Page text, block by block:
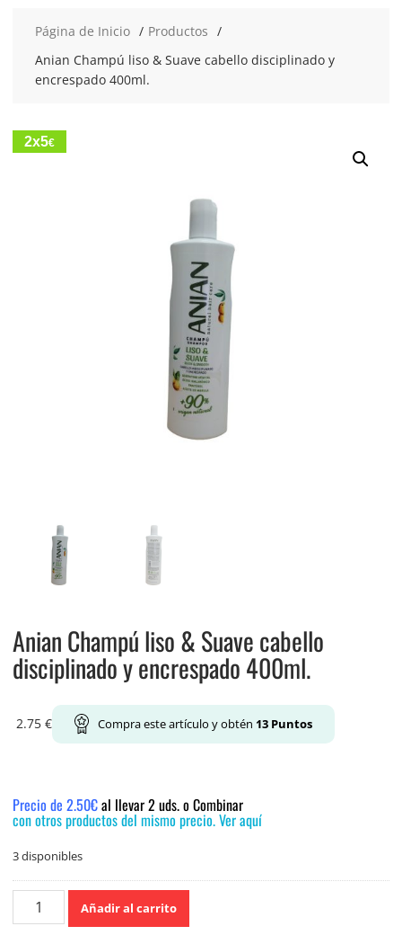
Página de Inicio
Productos
Anian Champú liso & Suave cabello disciplinado y
encrespado 400ml.
2x5€
Anian Champú liso & Suave cabello
disciplinado y encrespado 400ml.
2.75 € Compra este artículo y obtén 13Puntos
Precio de 2.50€al llevar 2 uds. o Combinar
con otros productos del mismo precio. Ver aquí
3 disponibles
Anian
Champú
Añadir al carrito